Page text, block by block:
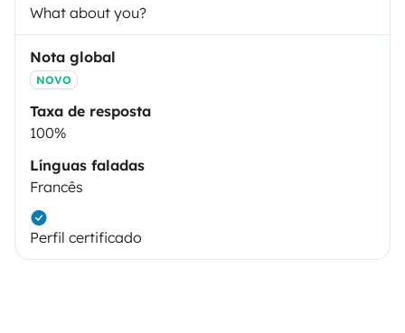
What about you?
Nota global
NOVO
Taxa de resposta
100%
Línguas faladas
Francês
Perfil certificado